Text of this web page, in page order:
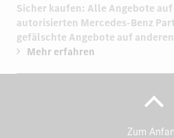
Sicher kaufen: Alle Angebote
autorisierten Mercedes-Benz
gefälschte Angebote auf
Mehr erfahren
Zum